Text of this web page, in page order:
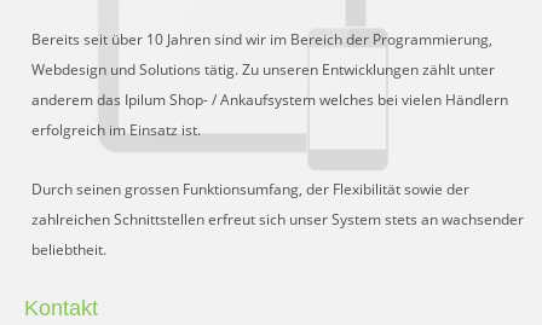
Bereits seit über 10 Jahren sind wir im Bereich der Programmierung,
Webdesign und Solutions tätig. Zu unseren Entwicklungen zählt unter
anderem das Ipilum Shop- / Ankaufsystem welches bei vielen Händlern
erfolgreich im Einsatz ist.
Durch seinen grossen Funktionsumfang, der Flexibilität sowie der
zahlreichen Schnittstellen erfreut sich unser System stets an wachsender
beliebtheit.
Kontakt